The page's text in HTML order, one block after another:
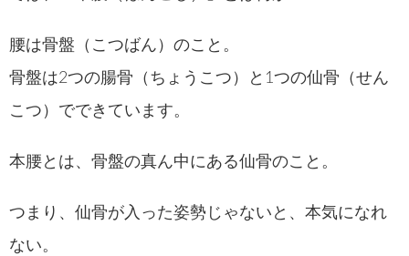
腰は骨盤（こつばん）のこと。
骨盤は2つの腸骨（ちょうこつ）と1つの仙骨（せん
こつ）でできています。
本腰とは、骨盤の真ん中にある仙骨のこと。
つまり、仙骨が入った姿勢じゃないと、本気になれ
ない。